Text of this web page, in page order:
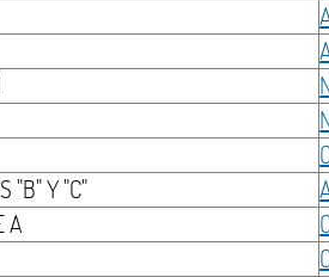
"B" Y "C"
A